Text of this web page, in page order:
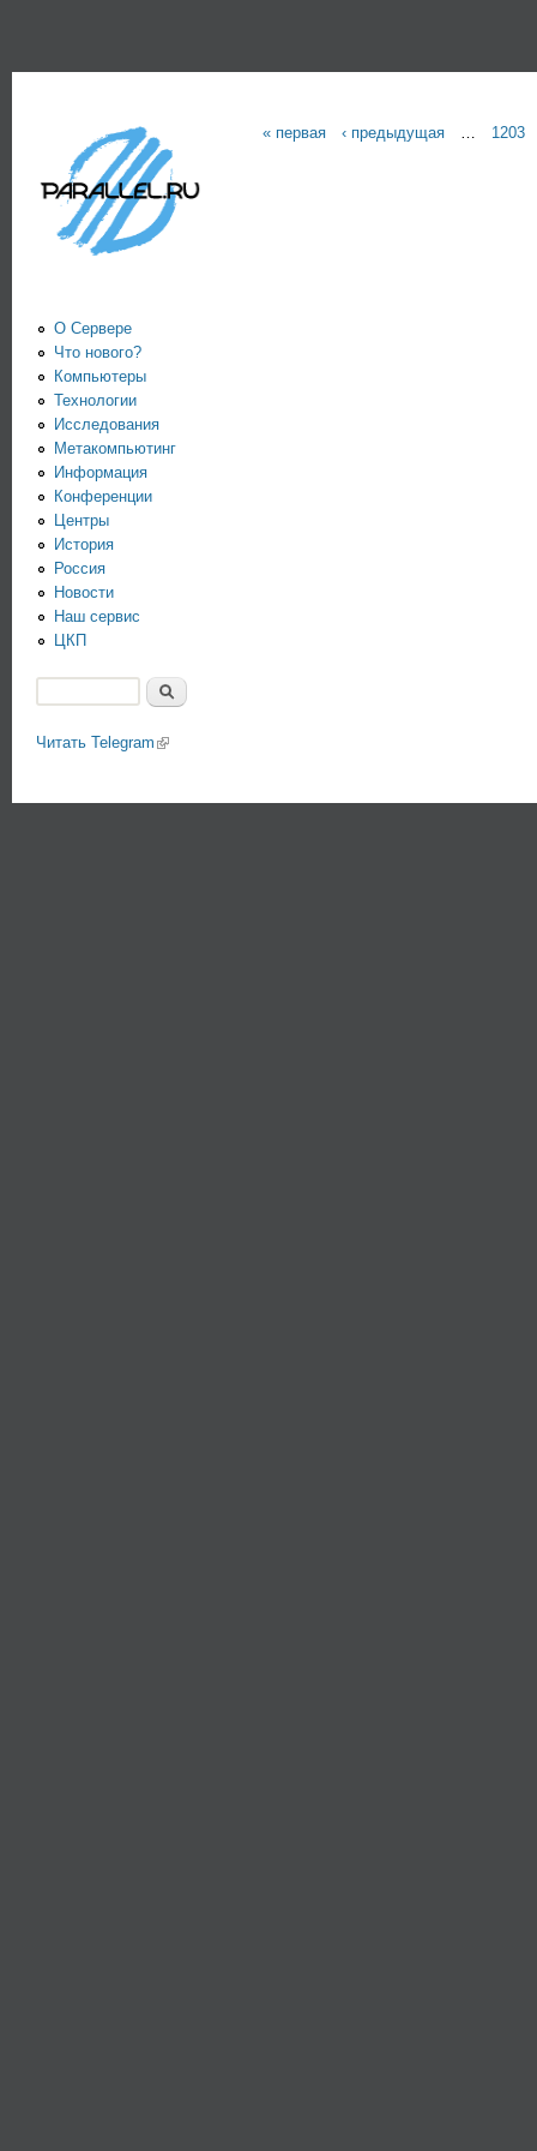
Информационно-
аналитический
центр по
параллельным
вычислениям
« первая ‹ предыдущая 1203
О Сервере
Что нового?
Компьютеры
Технологии
Исследования
Метакомпьютинг
Информация
Конференции
Центры
История
Россия
Новости
Наш сервис
ЦКП
Читать Telegram (link is external)